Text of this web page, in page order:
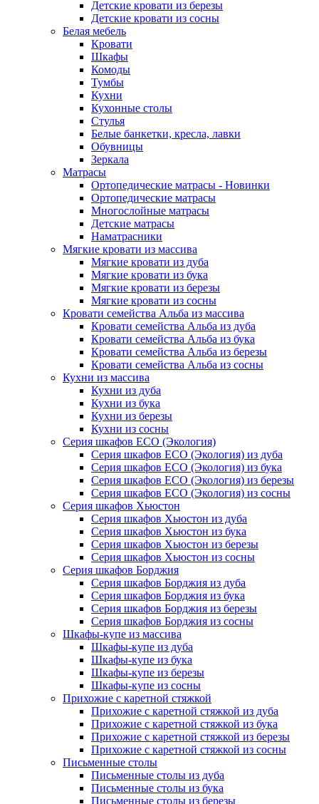
Детские кровати из березы
Детские кровати из сосны
Белая мебель
Кровати
Шкафы
Комоды
Тумбы
Кухни
Кухонные столы
Стулья
Белые банкетки, кресла, лавки
Обувницы
Зеркала
Матрасы
Ортопедические матрасы - Новинки
Ортопедические матрасы
Многослойные матрасы
Детские матрасы
Наматрасники
Мягкие кровати из массива
Мягкие кровати из дуба
Мягкие кровати из бука
Мягкие кровати из березы
Мягкие кровати из сосны
Кровати семейства Альба из массива
Кровати семейства Альба из дуба
Кровати семейства Альба из бука
Кровати семейства Альба из березы
Кровати семейства Альба из сосны
Кухни из массива
Кухни из дуба
Кухни из бука
Кухни из березы
Кухни из сосны
Серия шкафов ECO (Экология)
Серия шкафов ECO (Экология) из дуба
Серия шкафов ECO (Экология) из бука
Серия шкафов ECO (Экология) из березы
Серия шкафов ECO (Экология) из сосны
Серия шкафов Хьюстон
Серия шкафов Хьюстон из дуба
Серия шкафов Хьюстон из бука
Серия шкафов Хьюстон из березы
Серия шкафов Хьюстон из сосны
Серия шкафов Борджия
Серия шкафов Борджия из дуба
Серия шкафов Борджия из бука
Серия шкафов Борджия из березы
Серия шкафов Борджия из сосны
Шкафы-купе из массива
Шкафы-купе из дуба
Шкафы-купе из бука
Шкафы-купе из березы
Шкафы-купе из сосны
Прихожие с каретной стяжкой
Прихожие с каретной стяжкой из дуба
Прихожие с каретной стяжкой из бука
Прихожие с каретной стяжкой из березы
Прихожие с каретной стяжкой из сосны
Письменные столы
Письменные столы из дуба
Письменные столы из бука
Письменные столы из березы